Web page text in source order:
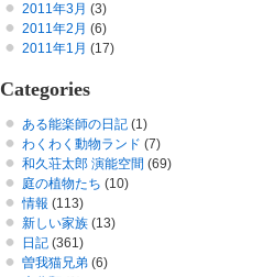
2011年3月 (3)
2011年2月 (6)
2011年1月 (17)
Categories
ある能楽師の日記 (1)
わくわく動物ランド (7)
和久荘太郎 演能空間 (69)
庭の植物たち (10)
情報 (113)
新しい家族 (13)
日記 (361)
曽我猫兄弟 (6)